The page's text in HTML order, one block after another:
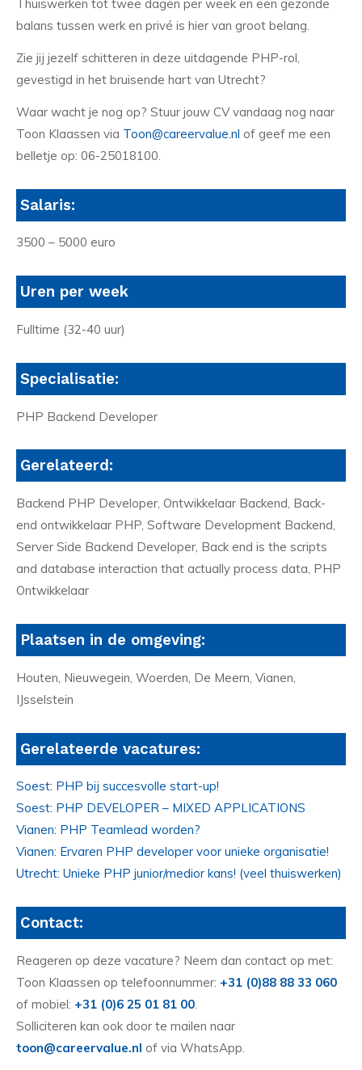
Thuiswerken tot twee dagen per week en een gezonde
balans tussen werk en privé is hier van groot belang.
Zie jij jezelf schitteren in deze uitdagende PHP-rol,
gevestigd in het bruisende hart van Utrecht?
Waar wacht je nog op? Stuur jouw CV vandaag nog naar
Toon Klaassen via Toon@careervalue.nl of geef me een
belletje op: 06-25018100.
Salaris:
3500 – 5000 euro
Uren per week
Fulltime (32-40 uur)
Specialisatie:
PHP Backend Developer
Gerelateerd:
Backend PHP Developer, Ontwikkelaar Backend, Back-
end ontwikkelaar PHP, Software Development Backend,
Server Side Backend Developer, Back end is the scripts
and database interaction that actually process data, PHP
Ontwikkelaar
Plaatsen in de omgeving:
Houten, Nieuwegein, Woerden, De Meern, Vianen,
IJsselstein
Gerelateerde vacatures:
Soest: PHP bij succesvolle start-up!
Soest: PHP DEVELOPER – MIXED APPLICATIONS
Vianen: PHP Teamlead worden?
Vianen: Ervaren PHP developer voor unieke organisatie!
Utrecht: Unieke PHP junior/medior kans! (veel thuiswerken)
Contact:
Reageren op deze vacature? Neem dan contact op met:
Toon Klaassen op telefoonnummer: +31 (0)88 88 33 060
of mobiel: +31 (0)6 25 01 81 00.
Solliciteren kan ook door te mailen naar
toon@careervalue.nl of via WhatsApp.